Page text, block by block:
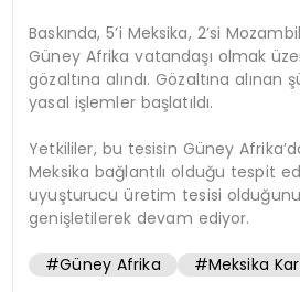
Baskında, 5’i Meksika, 2’si
Güney Afrika vatandaşı olmak
gözaltına alındı. Gözaltına alınan
yasal işlemler başlatıldı.
Yetkililer, bu tesisin Güney
Meksika bağlantılı olduğu tespit
uyuşturucu üretim tesisi
genişletilerek devam ediyor.
#Güney Afrika #Meksika